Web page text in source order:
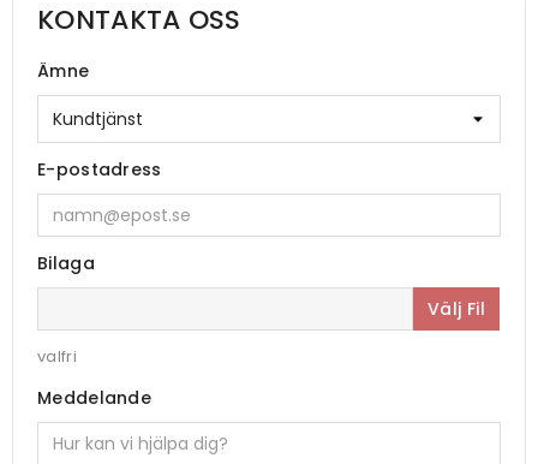
KONTAKTA OSS
Ämne
E-postadress
Bilaga
Välj Fil
valfri
Meddelande